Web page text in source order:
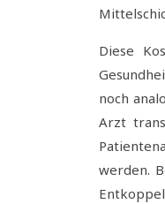
Diese
noch
Arzt
werden.